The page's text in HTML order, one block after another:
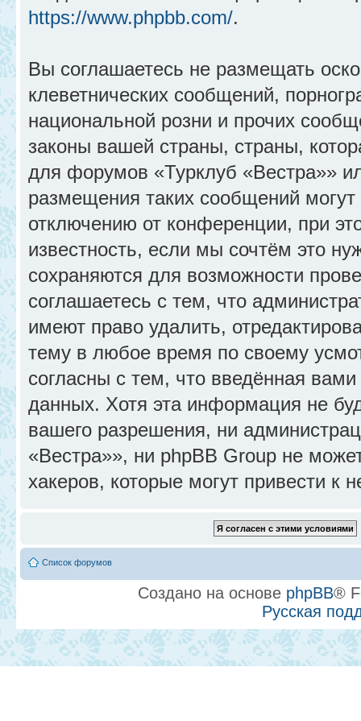
https://www.phpbb.com/.
Вы соглашаетесь не размещать
клеветнических сообщений,
национальной розни и прочих
законы вашей страны, страны,
для форумов «Турклуб «Вестра»»
размещения таких сообщений
отключению от конференции, при
известность, если мы сочтём это
сохраняются для возможности
соглашаетесь с тем, что
имеют право удалить,
тему в любое время по своему
согласны с тем, что введённая
данных. Хотя эта информация не
вашего разрешения, ни
«Вестра»», ни phpBB Group не
хакеров, которые могут привести к
Список форумов
Создано на основе phpBB®
Русская